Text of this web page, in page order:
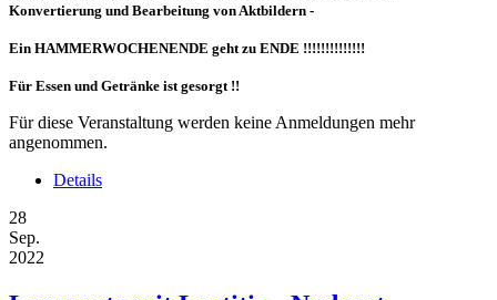
Konvertierung und Bearbeitung von Aktbildern -
Ein HAMMERWOCHENENDE geht zu ENDE !!!!!!!!!!!!!!
Für Essen und Getränke ist gesorgt !!
Für diese Veranstaltung werden keine Anmeldungen mehr
angenommen.
Details
28
Sep.
2022